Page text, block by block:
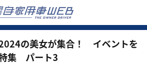
の美女が集合！ イベントを
集 パート3